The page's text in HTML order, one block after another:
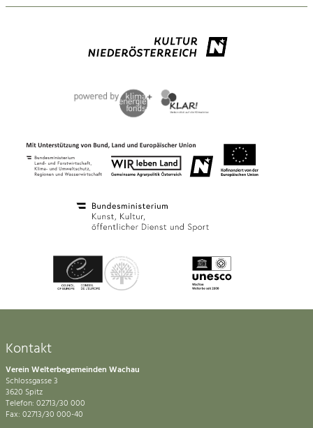
Kontakt
Verein Welterbegemeinden Wachau
Schlossgasse 3
3620 Spitz
Telefon: 02713/30 000
Fax: 02713/30 000-40